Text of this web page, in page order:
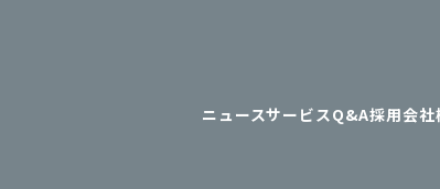
ニュースサービス Q&A採用会社